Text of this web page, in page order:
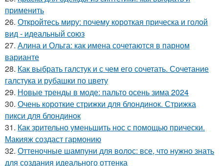
применить
26. Откройтесь миру: почему короткая прическа и голой
вид - идеальный союз
27. Алина и Ольга: как имена сочетаются в парном
варианте
28. Как выбрать галстук и с чем его сочетать. Сочетание
галстука и рубашки по цвету
29. Новые тренды в моде: пальто осень зима 2024
30. Очень короткие стрижки для блондинок. Стрижка
пикси для блондинок
31. Как зрительно уменьшить нос с помощью прически.
Макияж создаст гармонию
32. Оттеночные шампуни для волос: все, что нужно знать
для создания идеального оттенка